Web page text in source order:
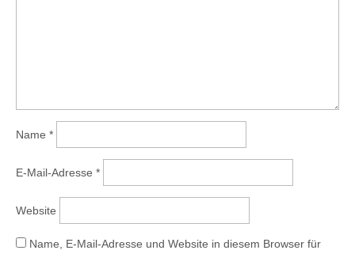
Name *
E-Mail-Adresse *
Website
Name, E-Mail-Adresse und Website in diesem Browser für